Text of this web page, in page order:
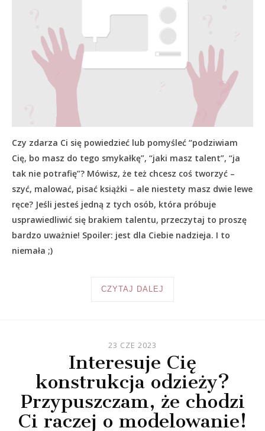
Czy zdarza Ci się powiedzieć lub pomyśleć “podziwiam
Cię, bo masz do tego smykałkę”, “jaki masz talent”, “ja
tak nie potrafię”? Mówisz, że też chcesz coś tworzyć –
szyć, malować, pisać książki – ale niestety masz dwie lewe
ręce? Jeśli jesteś jedną z tych osób, która próbuje
usprawiedliwić się brakiem talentu, przeczytaj to proszę
bardzo uważnie! Spoiler: jest dla Ciebie nadzieja. I to
niemała ;)
CZYTAJ DALEJ
23 CZE 2023
Interesuje Cię
konstrukcja odzieży?
Przypuszczam, że chodzi
Ci raczej o modelowanie!